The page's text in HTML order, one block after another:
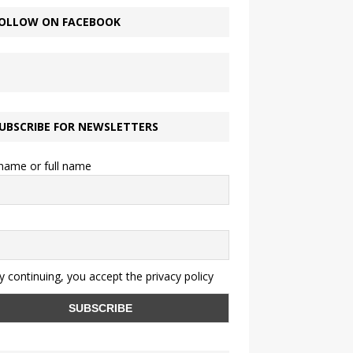
ON FACEBOOK
FOR NEWSLETTERS
or full name
continuing, you accept the privacy policy